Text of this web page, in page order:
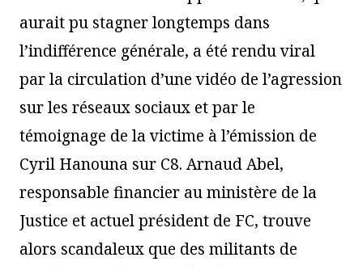
aurait pu stagner longtemps dans
l’indifférence générale, a été rendu viral
par la circulation d’une vidéo de l’agression
sur les réseaux sociaux et par le
témoignage de la victime à l’émission de
Cyril Hanouna sur C8. Arnaud Abel,
responsable financier au ministère de la
Justice et actuel président de FC, trouve
alors scandaleux que des militants de